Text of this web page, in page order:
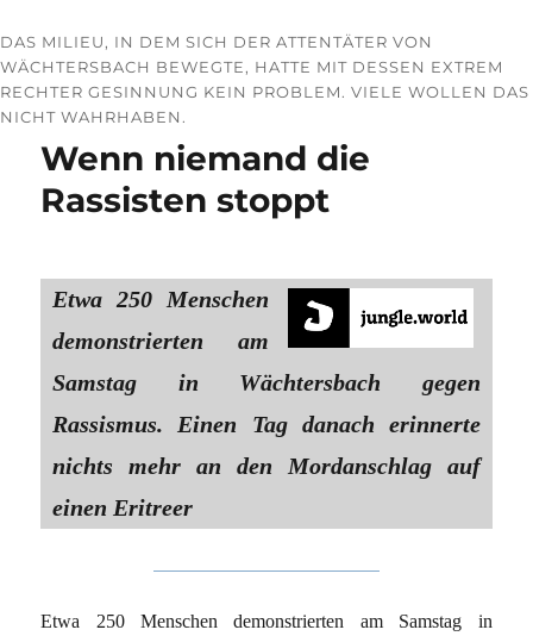
DAS MILIEU, IN DEM SICH DER ATTENTÄTER VON
WÄCHTERSBACH BEWEGTE, HATTE MIT DESSEN EXTREM
RECHTER GESINNUNG KEIN PROBLEM. VIELE WOLLEN DAS
NICHT WAHRHABEN.
Wenn niemand die
Rassisten stoppt
Etwa 250 Menschen
demonstrierten am
Samstag in Wächtersbach gegen
Rassismus. Einen Tag danach erinnerte
nichts mehr an den Mordanschlag auf
einen Eritreer
Etwa 250 Menschen demonstrierten am Samstag in